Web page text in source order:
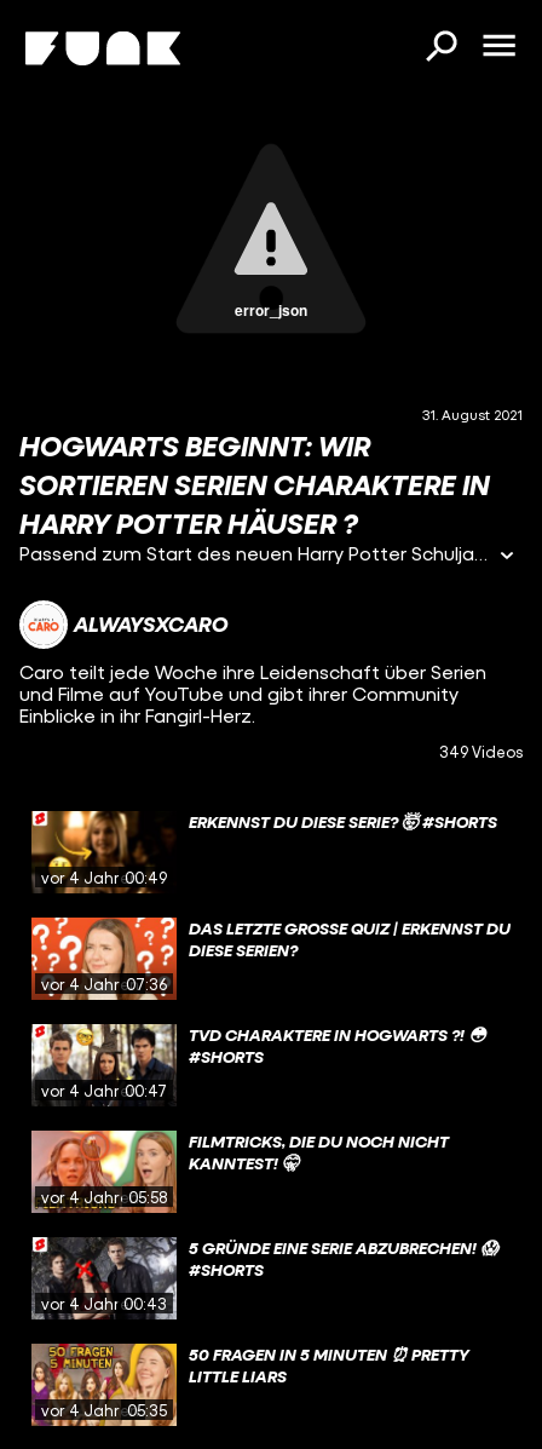
error_json
31. August 2021
HOGWARTS BEGINNT: WIR
SORTIEREN SERIEN CHARAKTERE IN
HARRY POTTER HÄUSER ?
Passend zum Start des neuen Harry Potter Schuljahrs werde wir heute Serien Charaktere in Hogwarts Häuser einteilen! Wer passt in welches Haus: Gryffindor, Hufflepuff, Ravenclaw oder Slytherin!
ALWAYSXCARO
Caro teilt jede Woche ihre Leidenschaft über Serien
und Filme auf YouTube und gibt ihrer Community
Einblicke in ihr Fangirl-Herz.
349 Videos
vor 4 Jahren00:49
ERKENNST DU DIESE SERIE? 🤯 #SHORTS
vor 4 Jahren07:36
DAS LETZTE GROSSE QUIZ | ERKENNST DU D
IESE SERIEN?
vor 4 Jahren00:47
TVD CHARAKTERE IN HOGWARTS ?! 😳
#SHORTS
vor 4 Jahren05:58
FILMTRICKS, DIE DU NOCH NICHT
KANNTEST! 🤫
vor 4 Jahren00:43
5 GRÜNDE EINE SERIE ABZUBRECHEN! 😱
#SHORTS
vor 4 Jahren05:35
50 FRAGEN IN 5 MINUTEN ⏰ PRETTY
LITTLE LIARS